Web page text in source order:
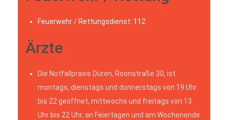
Feuerwehr / Rettungsdienst: 112
Ärzte
Die Notfallpraxis Düren, Roonstraße 30, ist
montags, dienstags und donnerstags von 19 Uhr
bis 22 geöffnet, mittwochs und freitags von 13
Uhr bis 22 Uhr, an Feiertagen und am Wochenende